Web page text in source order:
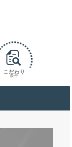
こだわり
条件